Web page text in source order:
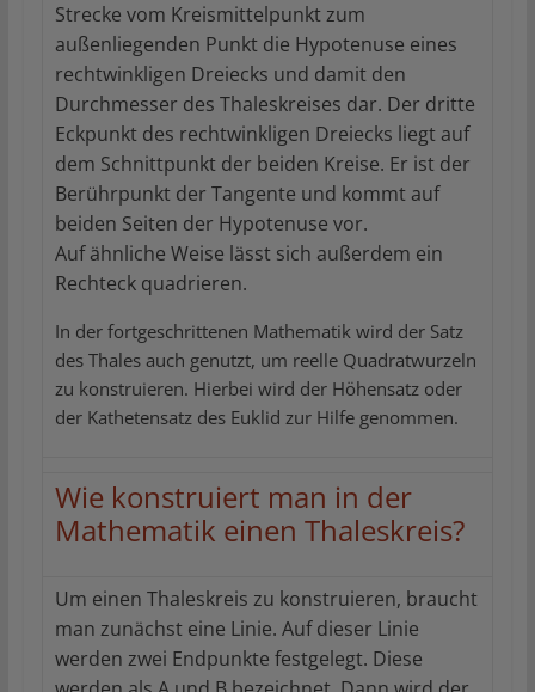
Strecke vom Kreismittelpunkt zum
außenliegenden Punkt die Hypotenuse eines
rechtwinkligen Dreiecks und damit den
Durchmesser des Thaleskreises dar. Der dritte
Eckpunkt des rechtwinkligen Dreiecks liegt auf
dem Schnittpunkt der beiden Kreise. Er ist der
Berührpunkt der Tangente und kommt auf
beiden Seiten der Hypotenuse vor.
Auf ähnliche Weise lässt sich außerdem ein
Rechteck quadrieren.
In der fortgeschrittenen Mathematik wird der Satz
des Thales auch genutzt, um reelle Quadratwurzeln
zu konstruieren. Hierbei wird der Höhensatz oder
der Kathetensatz des Euklid zur Hilfe genommen.
Wie konstruiert man in der
Mathematik einen Thaleskreis?
Um einen Thaleskreis zu konstruieren, braucht
man zunächst eine Linie. Auf dieser Linie
werden zwei Endpunkte festgelegt. Diese